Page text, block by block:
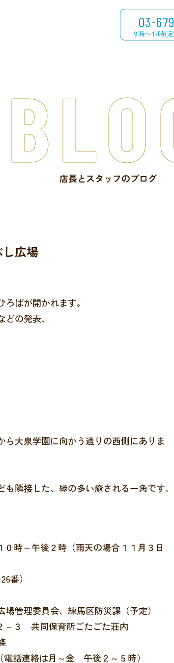
03-
9時〜17時(
店長とスタッフのブログ
広場
ばが開かれます。
の発表、
ら大泉学園に向かう通りの西側にありま
隣接した、緑の多い癒される一角です。
時～午後２時（雨天の場合１１月３日
番）
管理委員会、練馬区防災課（予定）
－３ 共同保育所ごたごた荘内
話連絡は月～金 午後２～５時）